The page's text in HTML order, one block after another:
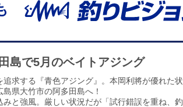
島で5月のベイトアジング
追求する『青色アジング』。本岡利將が優れた
県大竹市の阿多田島へ！
みと強風。厳しい状況だが「試行錯誤を重ね、